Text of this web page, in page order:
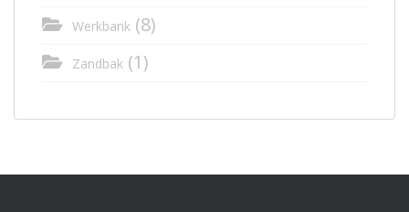
Werkbank (8)
Zandbak (1)